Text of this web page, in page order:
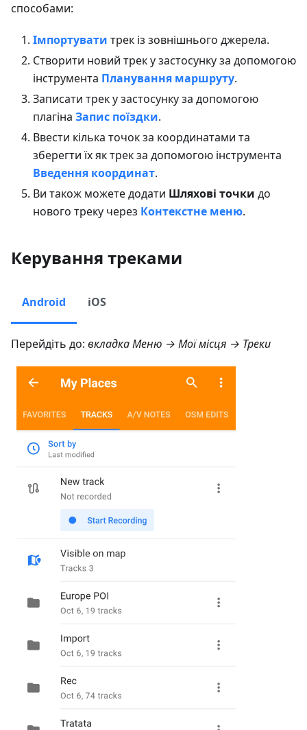
способами:
Імпортувати трек із зовнішнього джерела.
Створити новий трек у застосунку за допомогою
інструмента Планування маршруту.
Записати трек у застосунку за допомогою
плагіна Запис поїздки.
Ввести кілька точок за координатами та
зберегти їх як трек за допомогою інструмента
Введення координат.
Ви також можете додати Шляхові точки до
нового треку через Контекстне меню.
Керування треками
Android iOS
Перейдіть до: вкладкаМеню → Мої місця → Треки